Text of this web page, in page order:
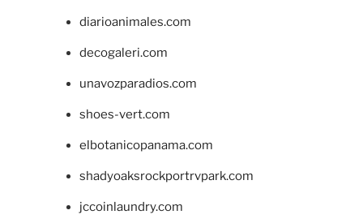
diarioanimales.com
decogaleri.com
unavozparadios.com
shoes-vert.com
elbotanicopanama.com
shadyoaksrockportrvpark.com
jccoinlaundry.com